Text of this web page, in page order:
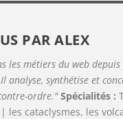
PARALEX
les métiers du web depuis
analyse, synthétise et
ordre." Spécialités :
cataclysmes, les